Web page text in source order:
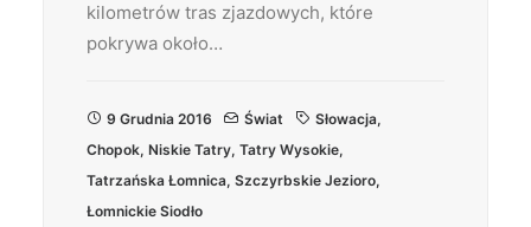
kilometrów tras zjazdowych, które
pokrywa około…
9 Grudnia 2016 Świat Słowacja,
Chopok, Niskie Tatry, Tatry Wysokie,
Tatrzańska Łomnica, Szczyrbskie Jezioro,
Łomnickie Siodło